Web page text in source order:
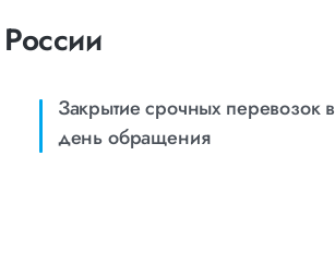
Закрытие срочных перевозок в
день обращения